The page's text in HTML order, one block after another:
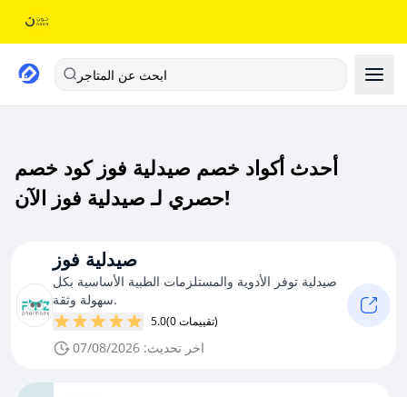
ابحث عن المتاجر
أحدث أكواد خصم صيدلية فوز كود خصم
حصري لـ صيدلية فوز الآن!
صيدلية فوز
صيدلية توفر الأدوية والمستلزمات الطبية الأساسية بكل
سهولة وثقة.
5.0 (0 تقييمات)
اخر تحديث: 07/08/2026